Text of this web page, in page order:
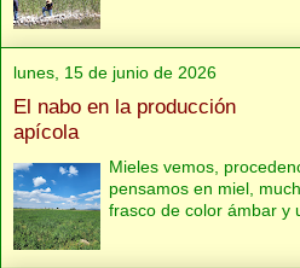
lunes, 15 de junio de 2026
El nabo en la producción
apícola
Mieles vemos,
pensamos en miel,
frasco de color ámbar y